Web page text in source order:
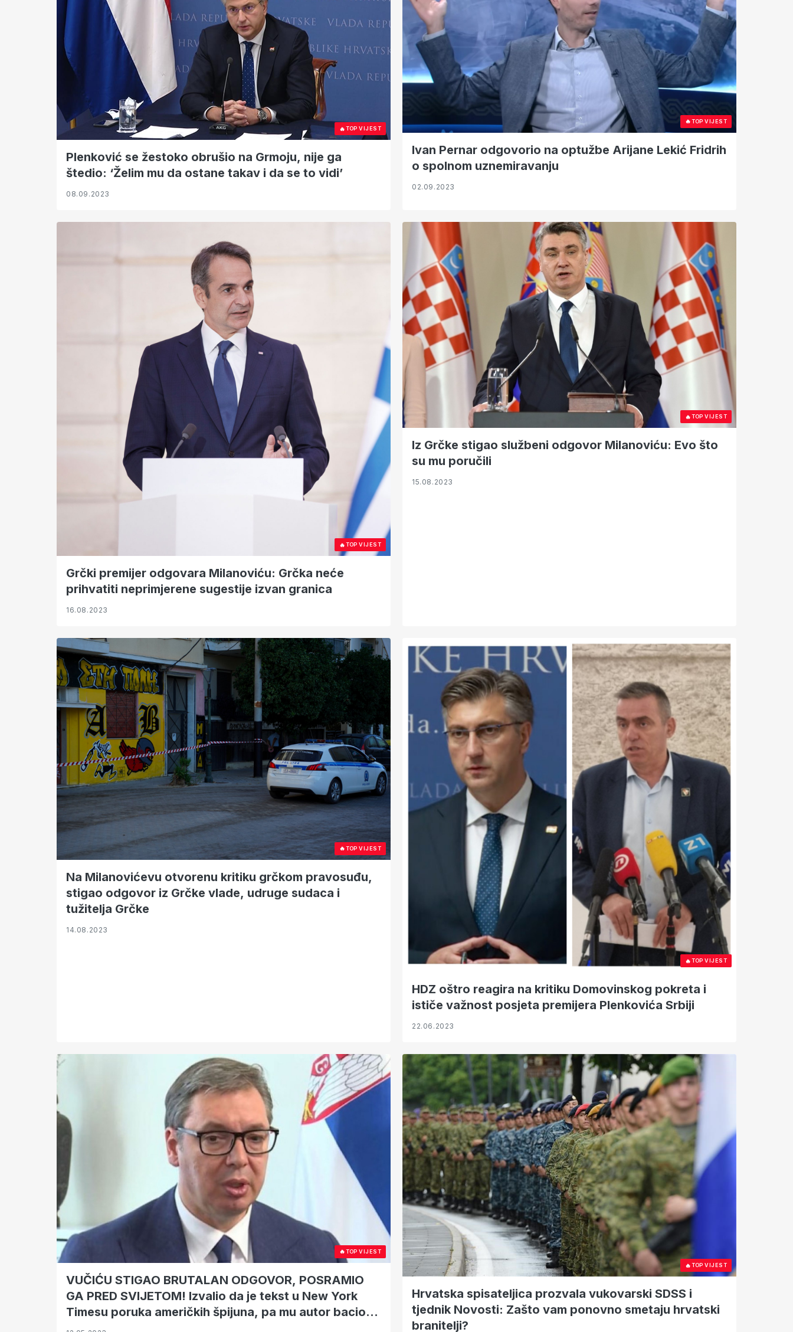
🔥TOP VIJEST
Plenković se žestoko obrušio na Grmoju, nije ga
štedio: ‘Želim mu da ostane takav i da se to vidi’
08.09.2023
🔥TOP VIJEST
Ivan Pernar odgovorio na optužbe Arijane Lekić Fridrih
o spolnom uznemiravanju
02.09.2023
🔥TOP VIJEST
Grčki premijer odgovara Milanoviću: Grčka neće
prihvatiti neprimjerene sugestije izvan granica
16.08.2023
🔥TOP VIJEST
Iz Grčke stigao službeni odgovor Milanoviću: Evo što
su mu poručili
15.08.2023
🔥TOP VIJEST
Na Milanovićevu otvorenu kritiku grčkom pravosuđu,
stigao odgovor iz Grčke vlade, udruge sudaca i
tužitelja Grčke
14.08.2023
🔥TOP VIJEST
HDZ oštro reagira na kritiku Domovinskog pokreta i
ističe važnost posjeta premijera Plenkovića Srbiji
22.06.2023
🔥TOP VIJEST
VUČIĆU STIGAO BRUTALAN ODGOVOR, POSRAMIO
GA PRED SVIJETOM! Izvalio da je tekst u New York
Timesu poruka američkih špijuna, pa mu autor bacio
kontru
🔥TOP VIJEST
Hrvatska spisateljica prozvala vukovarski SDSS i
tjednik Novosti: Zašto vam ponovno smetaju hrvatski
branitelji?